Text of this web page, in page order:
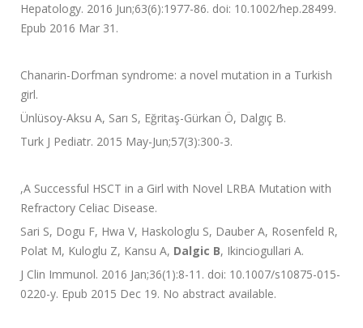
Hepatology. 2016 Jun;63(6):1977-86. doi: 10.1002/hep.28499.
Epub 2016 Mar 31.
Chanarin-Dorfman syndrome: a novel mutation in a Turkish
girl.
Ünlüsoy-Aksu A, Sarı S, Eğritaş-Gürkan Ö, Dalgıç B.
Turk J Pediatr. 2015 May-Jun;57(3):300-3.
,A Successful HSCT in a Girl with Novel LRBA Mutation with
Refractory Celiac Disease.
Sari S, Dogu F, Hwa V, Haskologlu S, Dauber A, Rosenfeld R,
Polat M, Kuloglu Z, Kansu A, Dalgic B, Ikinciogullari A.
J Clin Immunol. 2016 Jan;36(1):8-11. doi: 10.1007/s10875-015-
0220-y. Epub 2015 Dec 19. No abstract available.